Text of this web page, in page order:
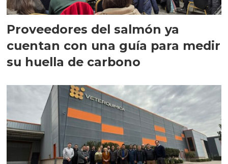
Proveedores del salmón ya
cuentan con una guía para medir
su huella de carbono